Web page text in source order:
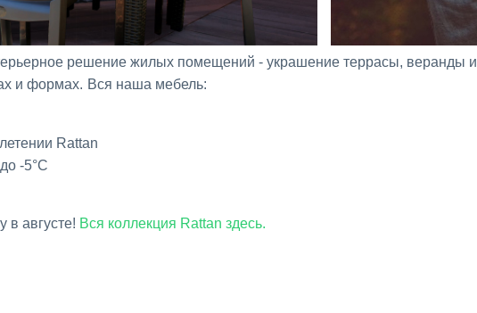
решение жилых помещений - украшение террасы, веранды
и формах. Вся наша мебель:
Rattan
-5°C
в августе! Вся коллекция Rattan здесь.